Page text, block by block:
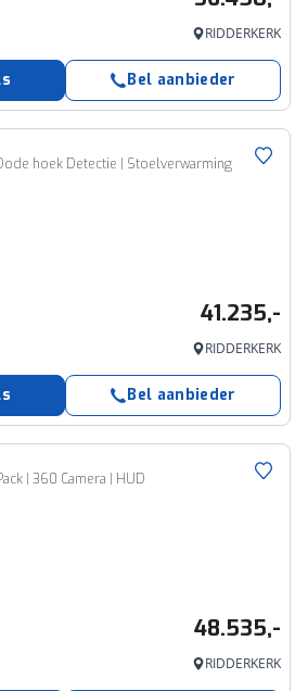
RIDDERKERK
Bel aanbieder
hoek Detectie | Stoelverwarming
41.235,-
RIDDERKERK
Bel aanbieder
| 360 Camera | HUD
48.535,-
RIDDERKERK